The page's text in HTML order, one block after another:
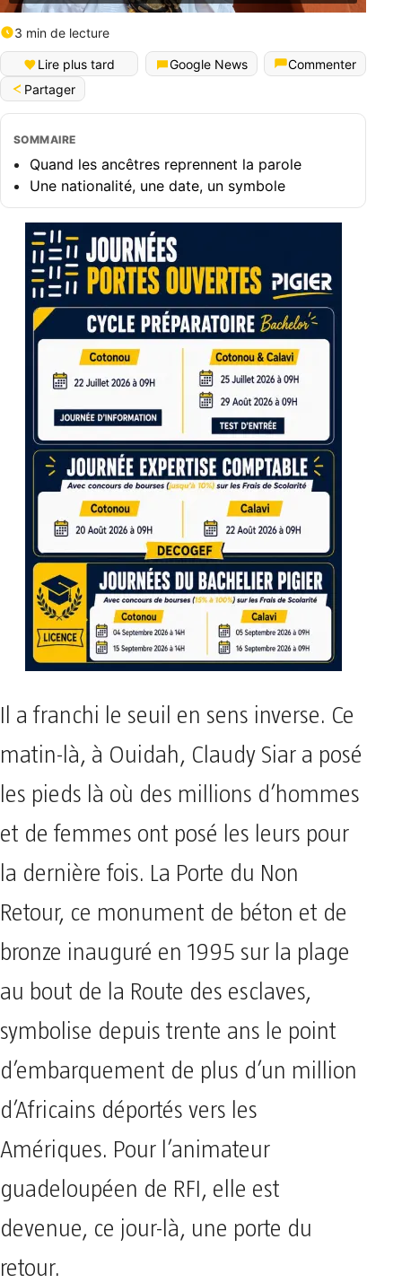
3 min de lecture
Lire plus tard Google News
Commenter
Partager
SOMMAIRE
Quand les ancêtres reprennent la parole
Une nationalité, une date, un symbole
Il a franchi le seuil en sens inverse. Ce
matin-là, à Ouidah, Claudy Siar a posé
les pieds là où des millions d’hommes
et de femmes ont posé les leurs pour
la dernière fois. La Porte du Non
Retour, ce monument de béton et de
bronze inauguré en 1995 sur la plage
au bout de la Route des esclaves,
symbolise depuis trente ans le point
d’embarquement de plus d’un million
d’Africains déportés vers les
Amériques. Pour l’animateur
guadeloupéen de RFI, elle est
devenue, ce jour-là, une porte du
retour.